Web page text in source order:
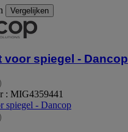
Vergelijken
voor spiegel - Dancop
: MIG4359441
spiegel - Dancop